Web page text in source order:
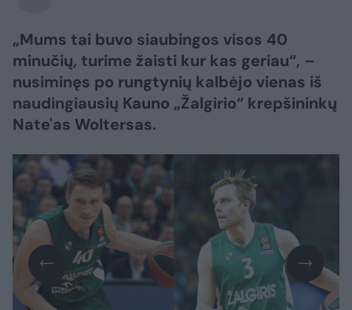
„Mums tai buvo siaubingos visos 40
minučių, turime žaisti kur kas geriau“, –
nusiminęs po rungtynių kalbėjo vienas iš
naudingiausių Kauno „Žalgirio“ krepšininkų
Nate'as Woltersas.